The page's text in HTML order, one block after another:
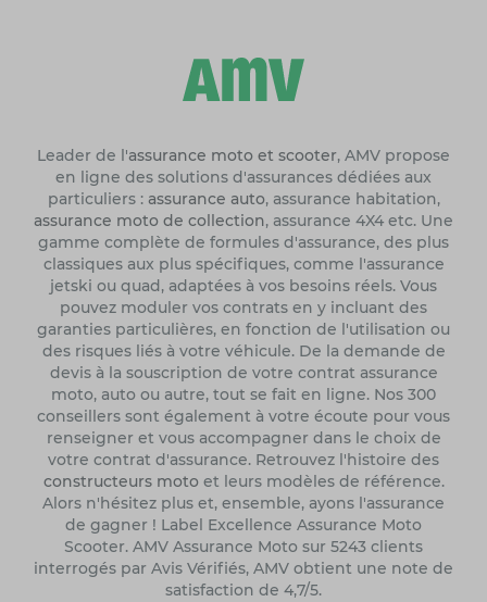
Leader de l'assurance moto et scooter, AMV propose
en ligne des solutions d'assurances dédiées aux
particuliers : assurance auto, assurance habitation,
assurance moto de collection, assurance 4X4 etc. Une
gamme complète de formules d'assurance, des plus
classiques aux plus spécifiques, comme l'assurance
jetski ou quad, adaptées à vos besoins réels. Vous
pouvez moduler vos contrats en y incluant des
garanties particulières, en fonction de l'utilisation ou
des risques liés à votre véhicule. De la demande de
devis à la souscription de votre contrat assurance
moto, auto ou autre, tout se fait en ligne. Nos 300
conseillers sont également à votre écoute pour vous
renseigner et vous accompagner dans le choix de
votre contrat d'assurance. Retrouvez l'histoire des
constructeurs motoet leurs modèles de référence.
Alors n'hésitez plus et, ensemble, ayons l'assurance
de gagner ! Label Excellence Assurance Moto
Scooter. AMV Assurance Moto sur 5243 clients
interrogés par Avis Vérifiés, AMV obtient une note de
satisfaction de 4,7/5.